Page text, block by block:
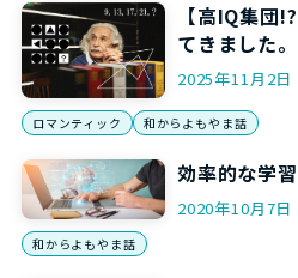
【高IQ集団
てきました。
2025年11月2日
ロマンティック 和からよもやま話
効率的な学
2020年10月7日
和からよもやま話